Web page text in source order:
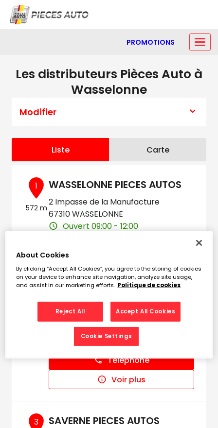
PROMOTIONS
Les distributeurs Pièces Auto à
Wasselonne
Modifier
Liste Carte
1
572 m
WASSELONNE PIECES AUTOS
2 Impasse de la Manufacture
67310 WASSELONNE
Ouvert 09:00 - 12:00
2 AUTO ELECTRICITE DAHLEN
6 Route de Strasbourg
67190 MUTZIG
Ouvert 09:00 - 12:00
Téléphone
Voir plus
3 SAVERNE PIECES AUTOS
About Cookies
By clicking “Accept All Cookies”, you agree to the storing of cookies
on your device to enhance site navigation, analyze site usage,
and assist in our marketing efforts. Politique de cookies
Reject All Accept All Cookies
Cookie Settings